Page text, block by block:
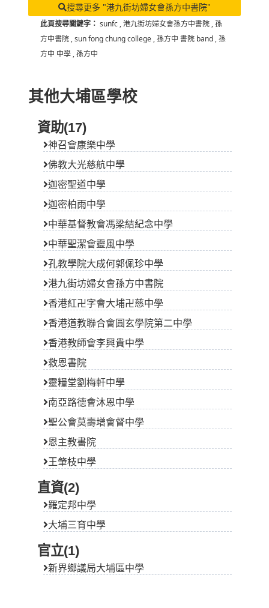
搜尋更多 "港九街坊婦女會孫方中書院"
此頁搜尋關鍵字： sunfc ,港九街坊婦女會孫方中書院 ,孫
方中書院 ,sun fong chung college ,孫方中 書院 band ,孫
方中 中學 ,孫方中
其他大埔區學校
資助(17)
神召會康樂中學
佛教大光慈航中學
迦密聖道中學
迦密柏雨中學
中華基督教會馮梁結紀念中學
中華聖潔會靈風中學
孔教學院大成何郭佩珍中學
港九街坊婦女會孫方中書院
香港紅卍字會大埔卍慈中學
香港道教聯合會圓玄學院第二中學
香港教師會李興貴中學
救恩書院
靈糧堂劉梅軒中學
南亞路德會沐恩中學
聖公會莫壽增會督中學
恩主教書院
王肇枝中學
直資(2)
羅定邦中學
大埔三育中學
官立(1)
新界鄉議局大埔區中學